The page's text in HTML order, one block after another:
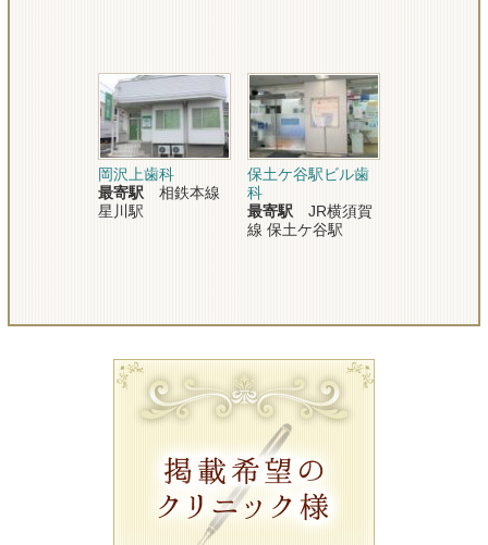
岡沢上歯科
最寄駅 相鉄本線
星川駅
保土ケ谷駅ビル歯
科
最寄駅 JR横須賀
線 保土ケ谷駅